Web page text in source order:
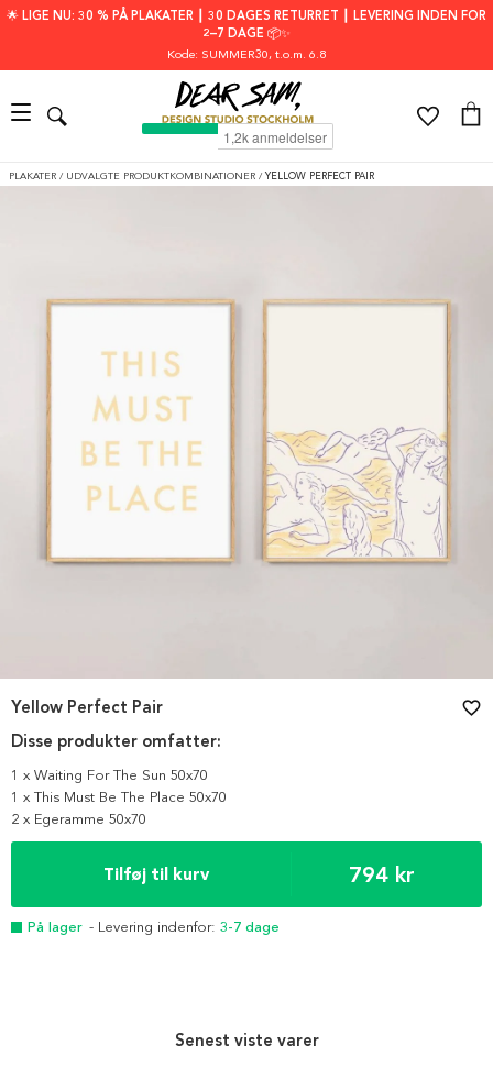
🌟 LIGE NU: 30 % PÅ PLAKATER ┃ 30 DAGES RETURRET ┃ LEVERING INDEN FOR
2–7 DAGE 📦✨
Kode: SUMMER30, t.o.m. 6.8
PLAKATER / UDVALGTE PRODUKTKOMBINATIONER / YELLOW PERFECT PAIR
Disse produkter omfatter:
1 x Waiting For The Sun 50x70
1 x This Must Be The Place 50x70
2 x Egeramme 50x70
Tilføj til kurv 794 kr
På lager - Levering indenfor: 3-7 dage
Yellow Perfect Pair favorite_border
Senest viste varer